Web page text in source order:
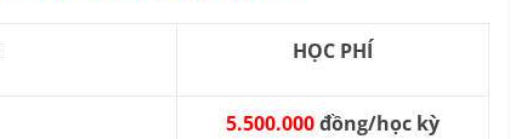
HỌC PHÍ
5.500.000đồng/học kỳ